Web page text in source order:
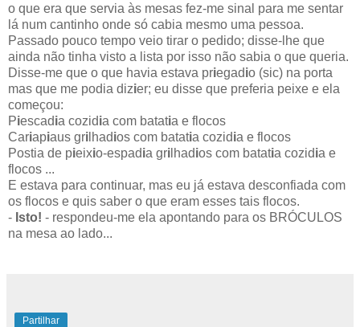
o que era que servia às mesas fez-me sinal para me sentar
lá num cantinho onde só cabia mesmo uma pessoa.
Passado pouco tempo veio tirar o pedido; disse-lhe que
ainda não tinha visto a lista por isso não sabia o que queria.
Disse-me que o que havia estava priegadio (sic) na porta
mas que me podia dizier; eu disse que preferia peixe e ela
começou:
Piescadia cozidia com batatia e flocos
Cariapiaus gri lhadios com batatia cozidia e flocos
Postia de pieixio-espadia gri lhadios com batatia cozidia e
flocos ...
E estava para continuar, mas eu já estava desconfiada com
os flocos e quis saber o que eram esses tais flocos.
- Isto! - respondeu-me ela apontando para os BRÓCULOS
na mesa ao lado...
Partilhar